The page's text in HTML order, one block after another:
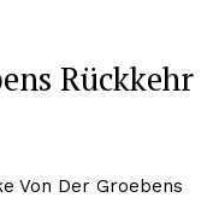
Rückkehr
Von Der Groebens